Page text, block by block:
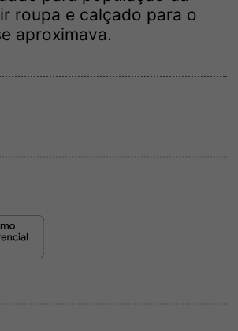
roupa e calçado para o
aproximava.